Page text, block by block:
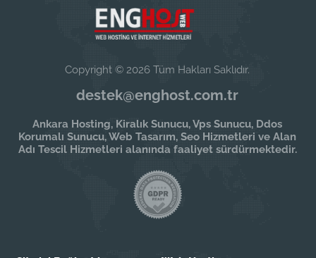
Copyright © 2026 Tüm Hakları Saklıdır.
destek@enghost.com.tr
Ankara Hosting, Kiralık Sunucu, Vps Sunucu, Ddos
Korumalı Sunucu, Web Tasarım, Seo Hizmetleri ve Alan
Adı Tescil Hizmetleri alanında faaliyet sürdürmektedir.